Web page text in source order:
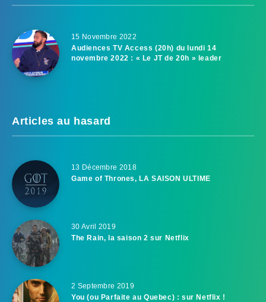
15 Novembre 2022
Audiences TV Access (20h) du lundi 14
novembre 2022 : « Le JT de 20h » leader
Articles au hasard
13 Décembre 2018
Game of Thrones, LA SAISON ULTIME
30 Avril 2019
The Rain, la saison 2 sur Netflix
2 Septembre 2019
You (ou Parfaite au Quebec) : sur Netflix !